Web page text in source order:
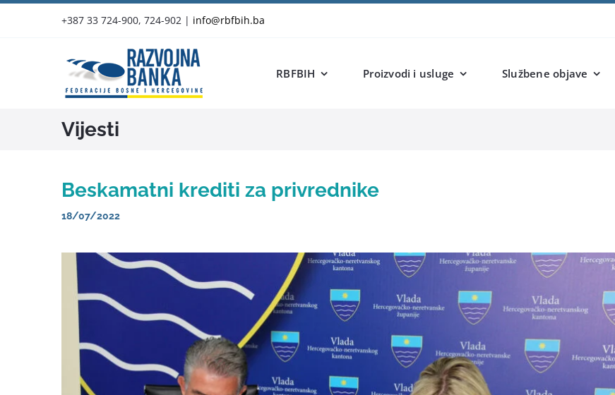
+387 33 724-900, 724-902 | info@rbfbih.ba
RBFBIH Proizvodi i usluge Službene objave
Vijesti
Beskamatni krediti za privrednike
18/07/2022